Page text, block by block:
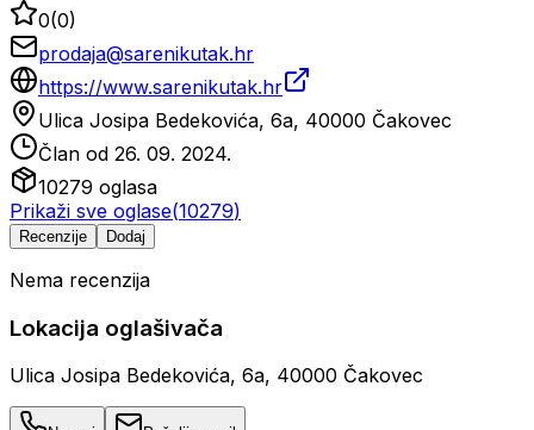
0(0)
prodaja@sarenikutak.hr
https://www.sarenikutak.hr
Ulica Josipa Bedekovića, 6a, 40000 Čakovec
Član od 26. 09. 2024.
10279 oglasa
Prikaži sve oglase(10279)
Recenzije Dodaj
Nema recenzija
Lokacija oglašivača
Ulica Josipa Bedekovića, 6a, 40000 Čakovec